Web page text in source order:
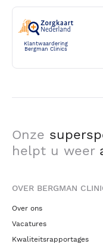
Klantwaardering
Bergman Clinics
Onze
helpt u weer
OVER BERGMAN
Over ons
Vacatures
Kwaliteitsrapportages